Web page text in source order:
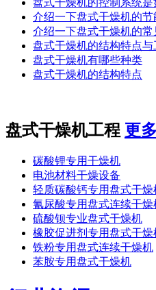
介绍一下盘式干燥机的
介绍一下盘式干燥机的
盘式干燥机的结构特点
盘式干燥机有哪些种类
盘式干燥机的结构特点
盘式干燥机工程 更
碳酸锂专用干燥机
电池材料干燥设备
轻质碳酸钙专用盘式干
氰尿酸专用盘式连续干
硫酸钡专业盘式干燥机
橡胶促进剂专用盘式干
铁粉专用盘式连续干燥机
苯胺专用盘式干燥机